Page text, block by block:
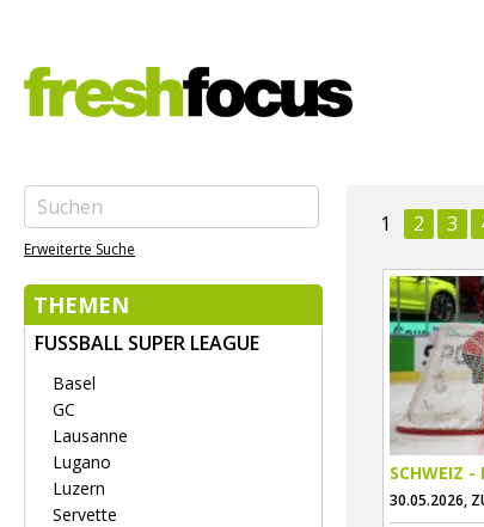
Erweiterte Suche
THEMEN
FUSSBALL SUPER LEAGUE
Basel
GC
Lausanne
Lugano
Luzern
Servette
1 2 3
SCHWEIZ -
30.05.2026,